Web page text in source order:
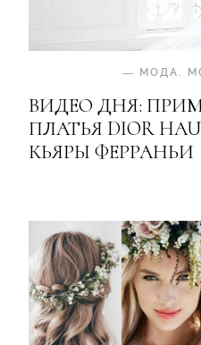
— МОДА.
ВИДЕО ДНЯ:
ПЛАТЬЯ DIOR
КЬЯРЫ ФЕРРАНЬИ